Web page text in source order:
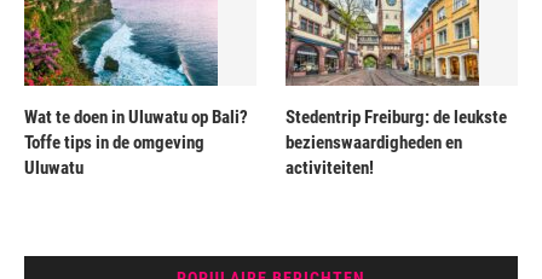
Wat te doen in Uluwatu op Bali?
Toffe tips in de omgeving
Uluwatu
Stedentrip Freiburg: de leukste
bezienswaardigheden en
activiteiten!